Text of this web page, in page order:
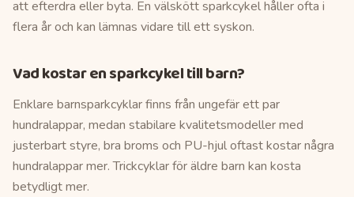
att efterdra eller byta. En välskött sparkcykel håller ofta i
flera år och kan lämnas vidare till ett syskon.
Vad kostar en sparkcykel till barn?
Enklare barnsparkcyklar finns från ungefär ett par
hundralappar, medan stabilare kvalitetsmodeller med
justerbart styre, bra broms och PU-hjul oftast kostar några
hundralappar mer. Trickcyklar för äldre barn kan kosta
betydligt mer.